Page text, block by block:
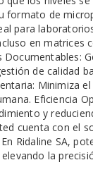
formato de
para
en matrices
de calidad
Minimiza
Eficiencia
y
cuenta con el
Ridaline SA,
la